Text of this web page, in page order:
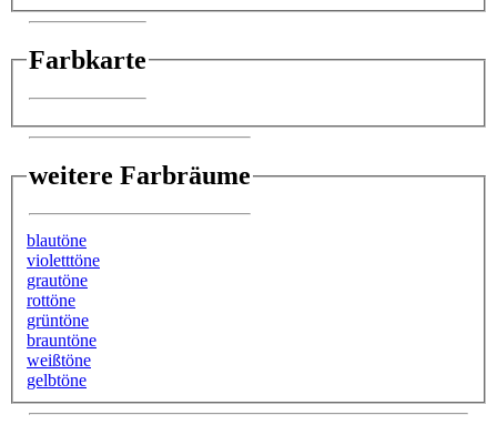
Farbkarte
weitere Farbräume
blautöne
violetttöne
grautöne
rottöne
grüntöne
brauntöne
weißtöne
gelbtöne